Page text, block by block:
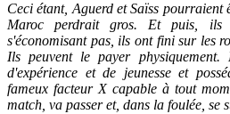
Ceci étant, Aguerd et Saïss pourraient
Maroc perdrait gros. Et puis, ils
s'économisant pas, ils ont fini sur les
Ils peuvent le payer
d'expérience et de jeunesse et
fameux facteur X capable à tout
match, va passer et, dans la foulée, se